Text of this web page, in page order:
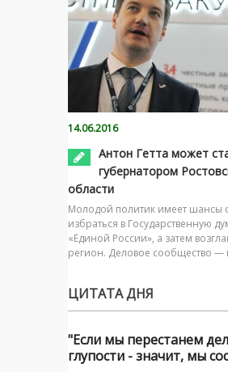
14.06.2016
Антон Гетта может
губернатором
области
Молодой политик имеет шансы
избраться в Государственную
«Единой России», а затем
регион. Деловое сообщество —
ЦИТАТА ДНЯ
"Если мы перестанем
глупости - значит, мы